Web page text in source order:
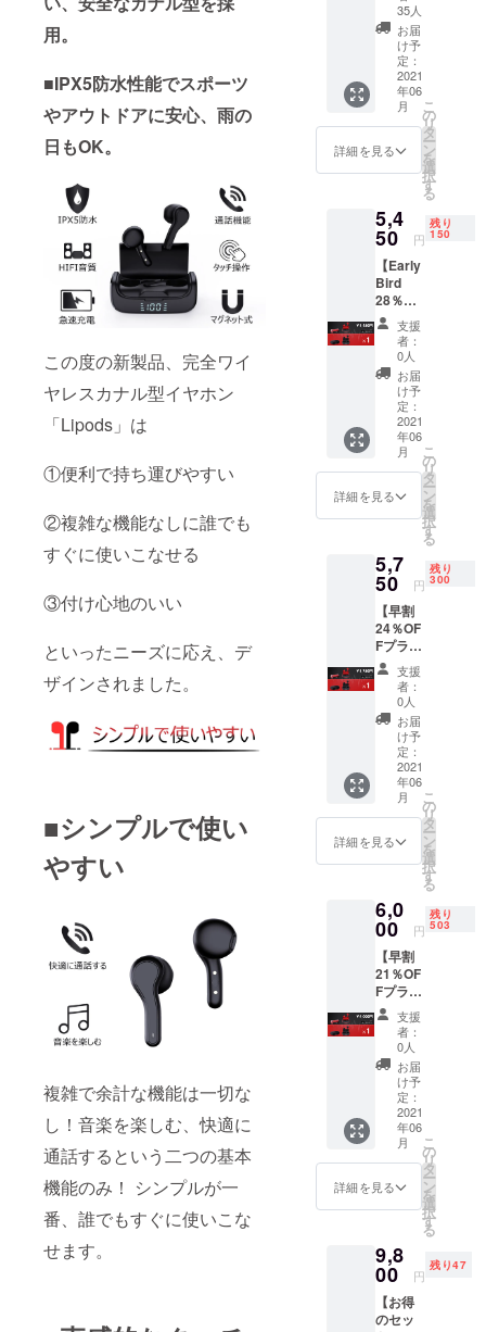
用。
■IPX5防水性能でスポーツ
やアウトドアに安心、雨の
日もOK。
この度の新製品、完全ワイ
ヤレスカナル型イヤホン
「Lipods」は
①便利で持ち運びやすい
②複雑な機能なしに誰でも
すぐに使いこなせる
③付け心地のいい
といったニーズに応え、デ
ザインされました。
■シンプルで使い
やすい
複雑で余計な機能は一切な
し！音楽を楽しむ、快適に
通話するという二つの基本
機能のみ！ シンプルが一
番、誰でもすぐに使いこな
せます。
る」という
のが弊社の
モットーで
す。今後と
もよろしく
おねがいい
たします。
ン】
Lipods×
ターン
内容＞
■Lipods
本体と
充電
ケー
ス ×1
■日本語
明書×1
■USB
type-c
充電
ケーブ
ル ×1
ーーー
ーーー
ーーー
※送料無
般販売
予定価
格7,600
注文状
況、使
製造工
程上の
都合等
により
出荷時
期が遅
れる場
合があ
りま
す。 ※
皆様の
ご支援
により
量産効
率が向
上した
場合、
予定価
格より
下がる
可能性
もござ
いま
す。
35人
お届
け予
定：
2021
年06
月
詳細を見る
こ
の
リ
タ
ー
ン
を
選
択
す
る
5,4
50 円
残り
150
【Early
Bird
28％OF
Fプラ
ン】
Lipods×
1 ＜リ
ターン
内容＞
■Lipods
本体と
充電
ケー
ス ×1
■日本語
取扱説
■USB
type-c
充電
ケーブ
ル ×1
ーーー
ーーー
ーーー
※送料無
料 ※一
般販売
予定価
格7,600
注文状
況、使
用部材
程上の
都合等
により
出荷時
期が遅
れる場
合があ
りま
す。 ※
皆様の
ご支援
により
量産効
率が向
上した
場合、
正規販
格より
下がる
可能性
もござ
いま
支援
者：
0人
お届
け予
定：
2021
年06
月
詳細を見る
こ
の
リ
タ
ー
ン
を
選
択
す
る
5,7
50 円
残り
300
【早割
24％OF
Fプラ
ン】
Lipods×
ターン
内容＞
■Lipods
本体と
充電
ケー
ス ×1
■日本語
取扱説
明書×1
type-c
充電
ケーブ
ル ×1
ーーー
ーーー
ーーー
※送料無
般販売
予定価
格7,600
注文状
況、使
用部材
の供給
都合等
により
出荷時
期が遅
れる場
支援
者：
0人
お届
け予
定：
2021
年06
月
詳細を見る
こ
の
リ
タ
ー
ン
を
選
択
す
る
6,0
00 円
残り
503
【早割
21％OF
Fプラ
ン】
Lipods×
ターン
内容＞
■Lipods
本体と
充電
ケー
ス ×1
■日本語
取扱説
明書×1
type-c
充電
ケーブ
ル ×1
ーーー
支援
者：
0人
お届
け予
定：
2021
年06
月
詳細を見る
こ
の
リ
タ
ー
ン
を
選
択
す
る
9,8
00 円
残り47
【お得
のセッ